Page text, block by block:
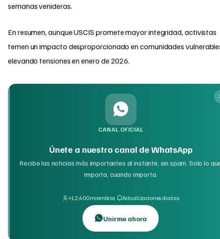
semanas venideras.
En resumen, aunque USCIS promete mayor integridad, activistas
temen un impacto desproporcionado en comunidades
elevando tensiones en enero de 2026.
CANAL OFICIAL
Únete a nuestro canal de WhatsApp
Recibe las noticias más importantes al instante, sin spam. Solo lo
importa, cuando importa.
+12,400 miembros· Actualizaciones diarias
Unirme ahora